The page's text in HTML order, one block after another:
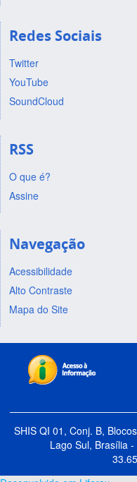
Redes Sociais
Twitter
YouTube
SoundCloud
RSS
O que é?
Assine
Navegação
Acessibilidade
Alto Contraste
Mapa do Site
SHIS QI 01, Conj. B,
Lago Sul, Brasília